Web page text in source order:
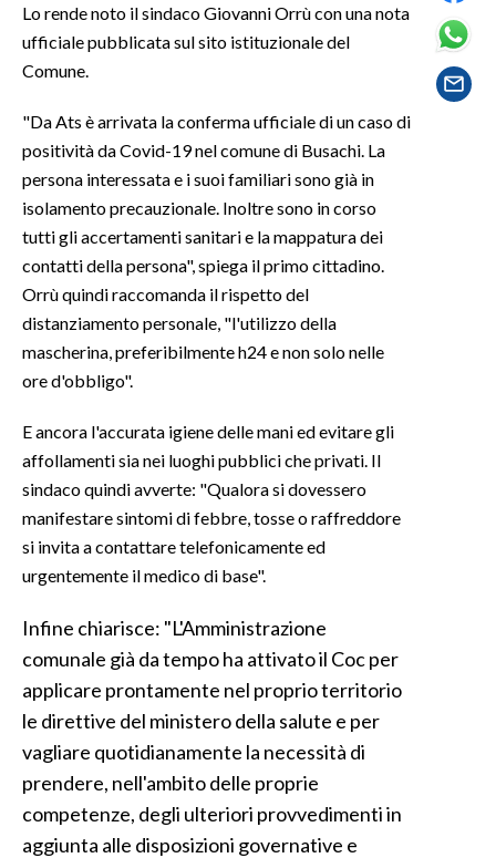
GOSSIP
SARDEGNA TURISMO
SARDI NEL MONDO
NOTIZIE
EVENTI
#CARAUNIONE
3 MINUTI CON
INSULARITÀ
INFO AZIENDE
ABBONATI
ANNUNCI
NECROLOGI
PUBBLICITÀ
SPIAGGE
STORE
Lo rende noto il sindaco Giovanni Orrù con una nota
ufficiale pubblicata sul sito istituzionale del
Comune.
"Da Ats è arrivata la conferma ufficiale di un caso di
positività da Covid-19 nel comune di Busachi. La
persona interessata e i suoi familiari sono già in
isolamento precauzionale. Inoltre sono in corso
tutti gli accertamenti sanitari e la mappatura dei
contatti della persona", spiega il primo cittadino.
Orrù quindi raccomanda il rispetto del
distanziamento personale, "l'utilizzo della
mascherina, preferibilmente h24 e non solo nelle
ore d'obbligo".
E ancora l'accurata igiene delle mani ed evitare gli
affollamenti sia nei luoghi pubblici che privati. Il
sindaco quindi avverte: "Qualora si dovessero
manifestare sintomi di febbre, tosse o raffreddore
si invita a contattare telefonicamente ed
urgentemente il medico di base".
Infine chiarisce: "L'Amministrazione
comunale già da tempo ha attivato il Coc per
applicare prontamente nel proprio territorio
le direttive del ministero della salute e per
vagliare quotidianamente la necessità di
prendere, nell'ambito delle proprie
competenze, degli ulteriori provvedimenti in
aggiunta alle disposizioni governative e